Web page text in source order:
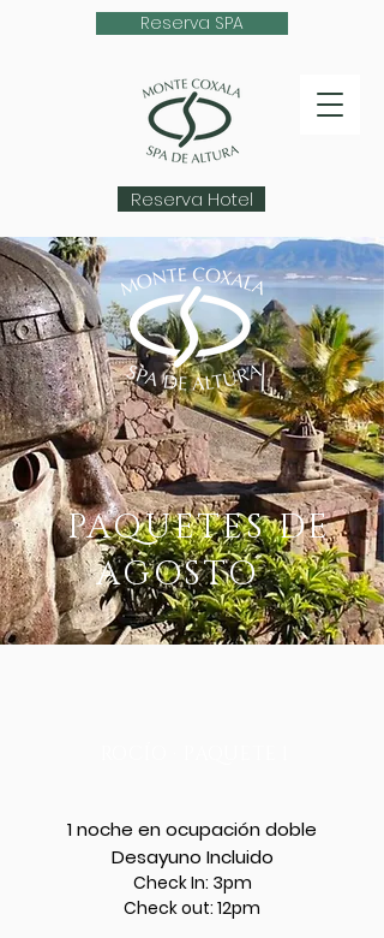
Reserva SPA
Reserva Hotel
PAQUETES DE
AGOSTO
1 noche en ocupación doble
Desayuno Incluido
Check In: 3pm
Check out: 12pm